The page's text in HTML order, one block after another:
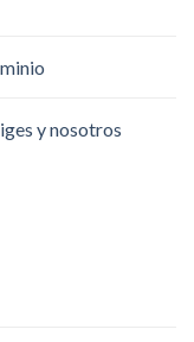
y nosotros